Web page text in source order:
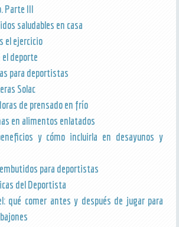
Parte III
saludables en casa
el ejercicio
deporte
para deportistas
Solac
de prensado en frío
en alimentos enlatados
y cómo incluirla en desayunos y
para deportistas
del Deportista
qué comer antes y después de jugar para